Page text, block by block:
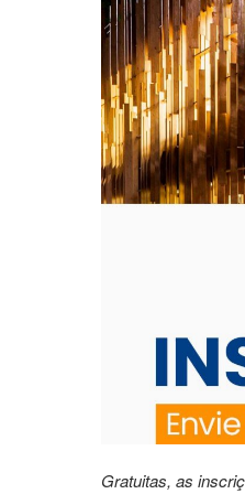
Gratuitas, as